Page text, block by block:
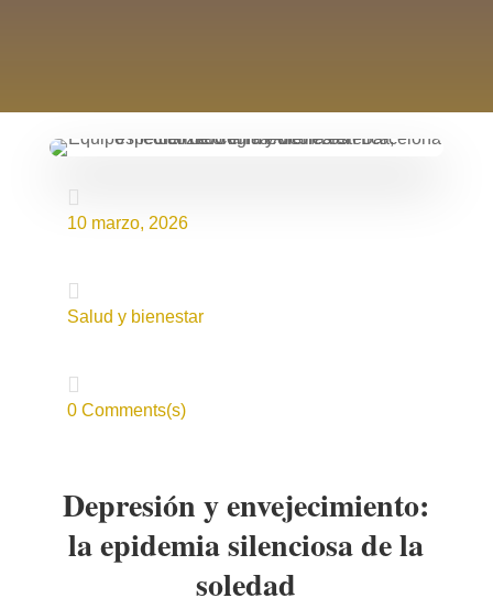

10 marzo, 2026

Salud y bienestar

0 Comments(s)
Depresión y envejecimiento:
la epidemia silenciosa de la
soledad